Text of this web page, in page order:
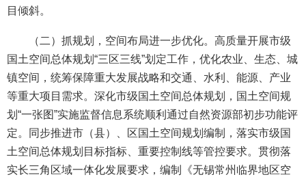
目倾斜。
（二）抓规划，空间布局进一步优化。高质量开展市级
国土空间总体规划“三区三线”划定工作，优化农业、生态、城
镇空间，统筹保障重大发展战略和交通、水利、能源、产业
等重大项目需求。深化市级国土空间总体规划，国土空间规
划“一张图”实施监督信息系统顺利通过自然资源部初步功能评
定。同步推进市（县）、区国土空间规划编制，落实市级国
土空间总体规划目标指标、重要控制线等管控要求。贯彻落
实长三角区域一体化发展要求，编制《无锡常州临界地区空